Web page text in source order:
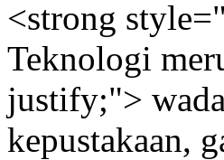
<strong
Teknologi
justify;">
kepustakaan,